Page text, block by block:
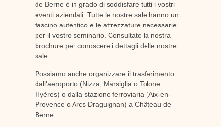
de Berne è in grado di soddisfare tutti i vostri
eventi aziendali. Tutte le nostre sale hanno un
fascino autentico e le attrezzature necessarie
per il vostro seminario. Consultate la nostra
brochure per conoscere i dettagli delle nostre
sale.
Possiamo anche organizzare il trasferimento
dall'aeroporto (Nizza, Marsiglia o Tolone
Hyères) o dalla stazione ferroviaria (Aix-en-
Provence o Arcs Draguignan) a Château de
Berne.